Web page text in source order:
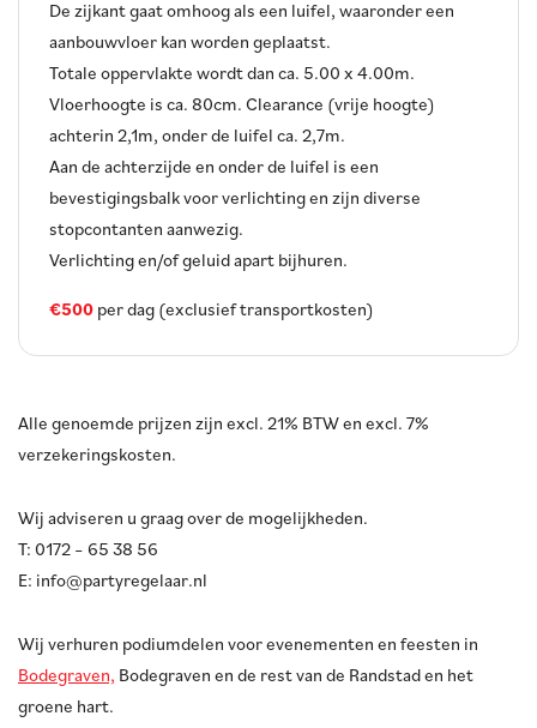
De zijkant gaat omhoog als een luifel, waaronder een
aanbouwvloer kan worden geplaatst.
Totale oppervlakte wordt dan ca. 5.00 x 4.00m.
Vloerhoogte is ca. 80cm. Clearance (vrije hoogte)
achterin 2,1m, onder de luifel ca. 2,7m.
Aan de achterzijde en onder de luifel is een
bevestigingsbalk voor verlichting en zijn diverse
stopcontanten aanwezig.
Verlichting en/of geluid apart bijhuren.
€500 per dag (exclusief transportkosten)
Alle genoemde prijzen zijn excl. 21% BTW en excl. 7%
verzekeringskosten.
Wij adviseren u graag over de mogelijkheden.
T: 0172 – 65 38 56
E: info@partyregelaar.nl
Wij verhuren podiumdelen voor evenementen en feesten in
Bodegraven, Bodegraven en de rest van de Randstad en het
groene hart.